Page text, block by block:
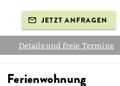
JETZT ANFRAGEN
Details und freie Termine
Ferienwohnung